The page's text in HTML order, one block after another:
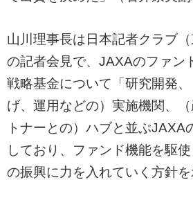
山川理事長は日本記者クラブ（
の記者会見で、JAXAのファン
戦略基金について「研究開発
げ、運用などの）実施機関、
トナーとの）ハブと並ぶJAXA
しており、ファンド機能を駆
の振興に力を入れていく方針を